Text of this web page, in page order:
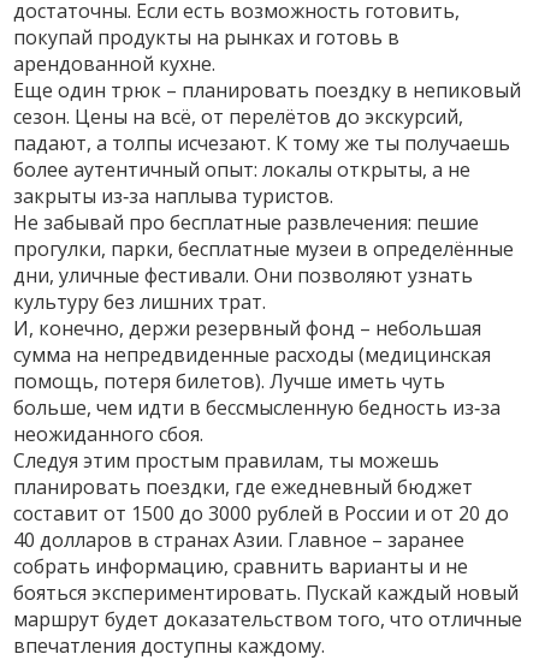
достаточны. Если есть возможность готовить,
покупай продукты на рынках и готовь в
арендованной кухне.
Еще один трюк – планировать поездку в непиковый
сезон. Цены на всё, от перелётов до экскурсий,
падают, а толпы исчезают. К тому же ты получаешь
более аутентичный опыт: локалы открыты, а не
закрыты из‑за наплыва туристов.
Не забывай про бесплатные развлечения: пешие
прогулки, парки, бесплатные музеи в определённые
дни, уличные фестивали. Они позволяют узнать
культуру без лишних трат.
И, конечно, держи резервный фонд – небольшая
сумма на непредвиденные расходы (медицинская
помощь, потеря билетов). Лучше иметь чуть
больше, чем идти в бессмысленную бедность из‑за
неожиданного сбоя.
Следуя этим простым правилам, ты можешь
планировать поездки, где ежедневный бюджет
составит от 1500 до 3000 рублей в России и от 20 до
40 долларов в странах Азии. Главное – заранее
собрать информацию, сравнить варианты и не
бояться экспериментировать. Пускай каждый новый
маршрут будет доказательством того, что отличные
впечатления доступны каждому.